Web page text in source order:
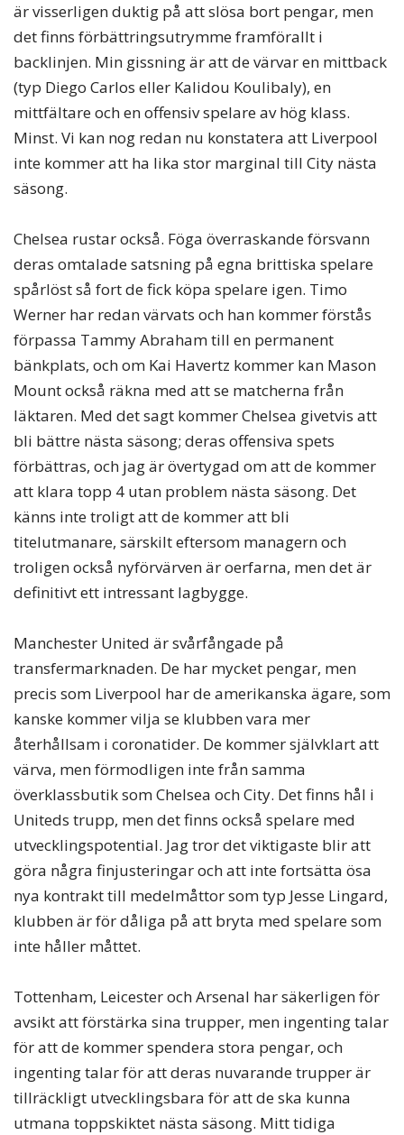
är visserligen duktig på att slösa bort pengar, men
det finns förbättringsutrymme framförallt i
backlinjen. Min gissning är att de värvar en mittback
(typ Diego Carlos eller Kalidou Koulibaly), en
mittfältare och en offensiv spelare av hög klass.
Minst. Vi kan nog redan nu konstatera att Liverpool
inte kommer att ha lika stor marginal till City nästa
säsong.
Chelsea rustar också. Föga överraskande försvann
deras omtalade satsning på egna brittiska spelare
spårlöst så fort de fick köpa spelare igen. Timo
Werner har redan värvats och han kommer förstås
förpassa Tammy Abraham till en permanent
bänkplats, och om Kai Havertz kommer kan Mason
Mount också räkna med att se matcherna från
läktaren. Med det sagt kommer Chelsea givetvis att
bli bättre nästa säsong; deras offensiva spets
förbättras, och jag är övertygad om att de kommer
att klara topp 4 utan problem nästa säsong. Det
känns inte troligt att de kommer att bli
titelutmanare, särskilt eftersom managern och
troligen också nyförvärven är oerfarna, men det är
definitivt ett intressant lagbygge.
Manchester United är svårfångade på
transfermarknaden. De har mycket pengar, men
precis som Liverpool har de amerikanska ägare, som
kanske kommer vilja se klubben vara mer
återhållsam i coronatider. De kommer självklart att
värva, men förmodligen inte från samma
överklassbutik som Chelsea och City. Det finns hål i
Uniteds trupp, men det finns också spelare med
utvecklingspotential. Jag tror det viktigaste blir att
göra några finjusteringar och att inte fortsätta ösa
nya kontrakt till medelmåttor som typ Jesse Lingard,
klubben är för dåliga på att bryta med spelare som
inte håller måttet.
Tottenham, Leicester och Arsenal har säkerligen för
avsikt att förstärka sina trupper, men ingenting talar
för att de kommer spendera stora pengar, och
ingenting talar för att deras nuvarande trupper är
tillräckligt utvecklingsbara för att de ska kunna
utmana toppskiktet nästa säsong. Mitt tidiga